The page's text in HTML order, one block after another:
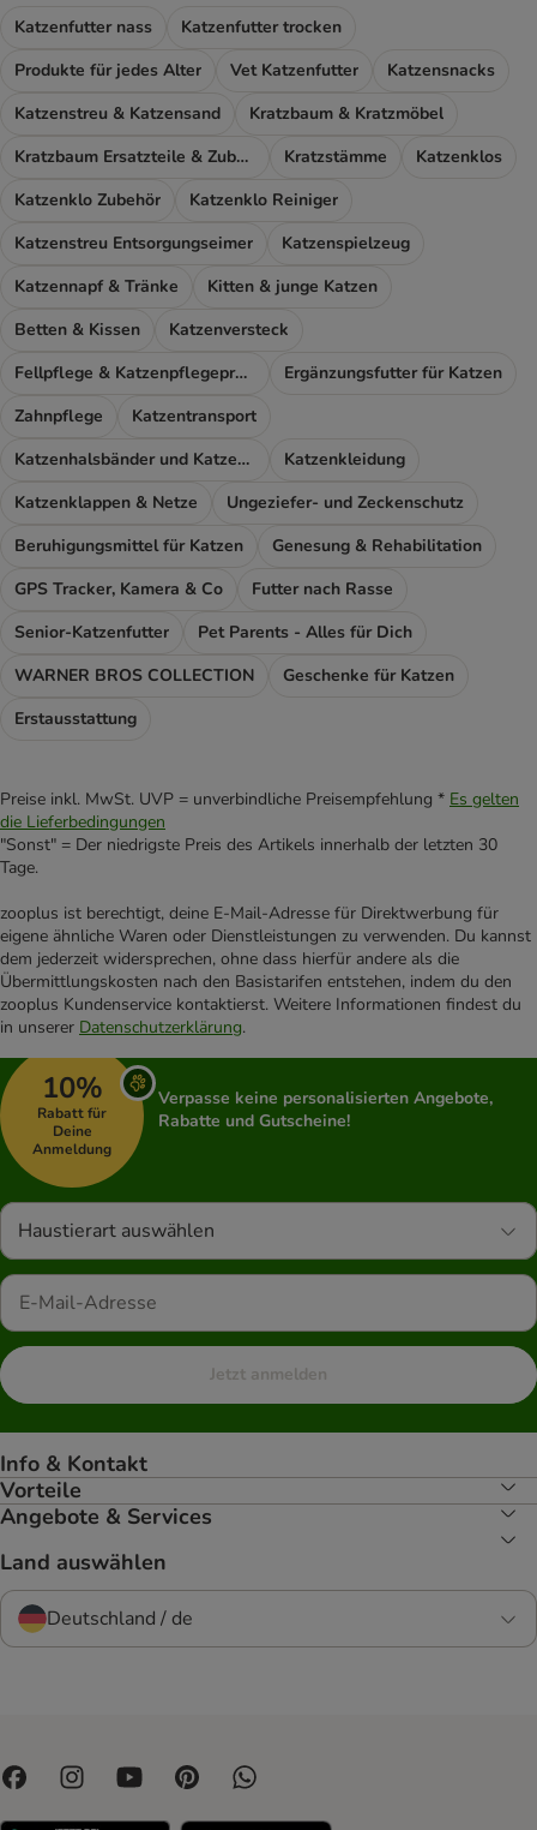
Katzenfutter nass
Katzenfutter trocken
Produkte für jedes Alter
Vet Katzenfutter
Katzensnacks
Katzenstreu & Katzensand
Kratzbaum & Kratzmöbel
Kratzbaum Ersatzteile & Zubehör
Kratzstämme
Katzenklos
Katzenklo Zubehör
Katzenklo Reiniger
Katzenstreu Entsorgungseimer
Katzenspielzeug
Katzennapf & Tränke
Kitten & junge Katzen
Betten & Kissen
Katzenversteck
Fellpflege & Katzenpflegeprodukte
Ergänzungsfutter für Katzen
Zahnpflege
Katzentransport
Katzenhalsbänder und Katzengeschirr
Katzenkleidung
Katzenklappen & Netze
Ungeziefer- und Zeckenschutz
Beruhigungsmittel für Katzen
Genesung & Rehabilitation
GPS Tracker, Kamera & Co
Futter nach Rasse
Senior-Katzenfutter
Pet Parents - Alles für Dich
WARNER BROS COLLECTION
Geschenke für Katzen
Erstausstattung
Preise inkl. MwSt. UVP = unverbindliche Preisempfehlung * Es gelten
die Lieferbedingungen
"Sonst" = Der niedrigste Preis des Artikels innerhalb der letzten 30
Tage.
zooplus ist berechtigt, deine E-Mail-Adresse für Direktwerbung für
eigene ähnliche Waren oder Dienstleistungen zu verwenden. Du kannst
dem jederzeit widersprechen, ohne dass hierfür andere als die
Übermittlungskosten nach den Basistarifen entstehen, indem du den
zooplus Kundenservice kontaktierst. Weitere Informationen findest du
in unserer Datenschutzerklärung.
10%
Rabatt für
Deine
Anmeldung
Verpasse keine personalisierten Angebote,
Rabatte und Gutscheine!
Haustierart auswählen
Jetzt anmelden
Info & Kontakt
Vorteile
Angebote & Services
Land auswählen
Deutschland / de